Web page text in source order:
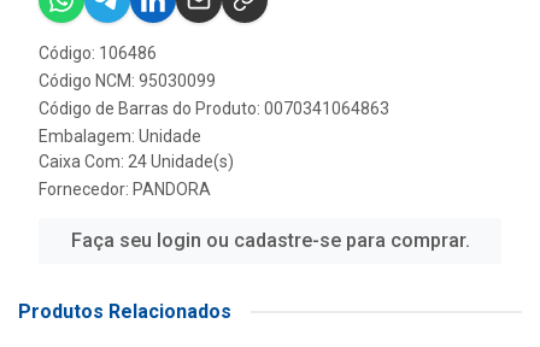
Código: 106486
Código NCM: 95030099
Código de Barras do Produto: 0070341064863
Embalagem: Unidade
Caixa Com: 24 Unidade(s)
Fornecedor: PANDORA
Faça seu login ou cadastre-se para comprar.
Produtos Relacionados